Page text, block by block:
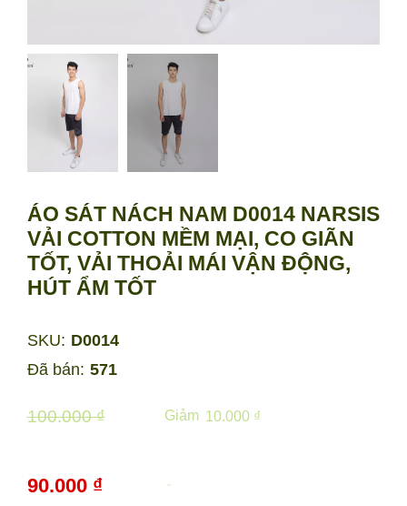
ÁO SÁT NÁCH NAM D0014 NARSIS
VẢI COTTON MỀM MẠI, CO GIÃN
TỐT, VẢI THOẢI MÁI VẬN ĐỘNG,
HÚT ẨM TỐT
Đã bán: 571
-
90.000 ₫
100.000 ₫ 10.000 ₫
Giảm
SKU: D0014